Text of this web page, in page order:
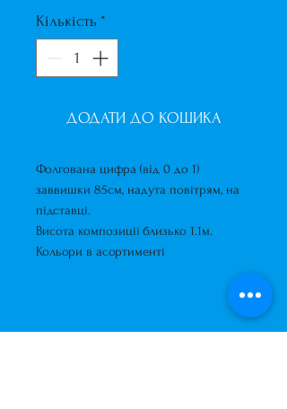
Кількість *
ДОДАТИ ДО КОШИКА
Фолгована цифра (від 0 до 1)
заввишки 85см, надута повітрям, на
підставці.
Висота композиції близько 1.1м.
Кольори в асортименті